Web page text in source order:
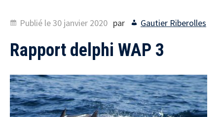
Publié le30 janvier 2020 par Gautier Riberolles
Rapport delphi WAP 3